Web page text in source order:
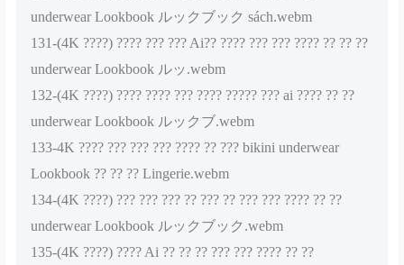
underwear Lookbook ルックブック sách.webm
131-(4K ????) ???? ??? ??? Ai?? ???? ??? ??? ???? ?? ?? ??
underwear Lookbook ルッ.webm
132-(4K ????) ???? ???? ??? ???? ????? ??? ai ???? ?? ??
underwear Lookbook ルックブ.webm
133-4K ???? ??? ??? ??? ???? ?? ??? bikini underwear
Lookbook ?? ?? ?? Lingerie.webm
134-(4K ????) ??? ??? ??? ?? ??? ?? ??? ??? ???? ?? ??
underwear Lookbook ルックブック.webm
135-(4K ????) ???? Ai ?? ?? ?? ??? ??? ???? ?? ??